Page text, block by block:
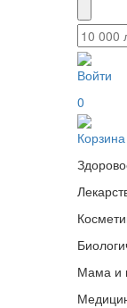
Войти
0
Корзина
Мама и